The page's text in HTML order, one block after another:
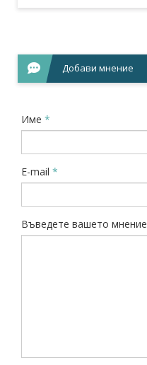
Добави мнение
Име *
E-mail *
Въведете вашето мнение